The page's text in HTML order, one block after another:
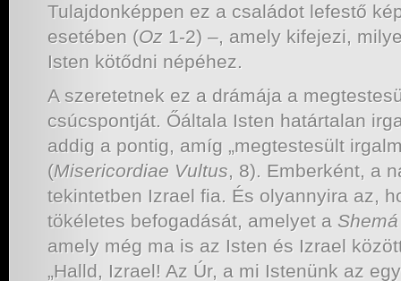
Tulajdonképpen ez a családot lefestő
esetében (Oz 1-2) –, amely kifejezi,
Isten kötődni népéhez.
A szeretetnek ez a drámája a
csúcspontját. Őáltala Isten határtalan
addig a pontig, amíg „megtestesült
(Misericordiae Vultus, 8). Emberként, a
tekintetben Izrael fia. És olyannyira az,
tökéletes befogadását, amelyet a Shemá
amely még ma is az Isten és Izrael
„Halld, Izrael! Az Úr, a mi Istenünk az